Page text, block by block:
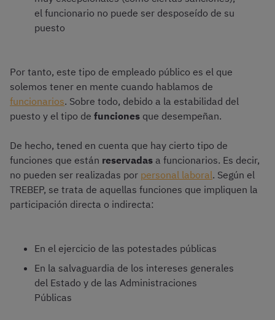
el funcionario no puede ser desposeído de su
puesto
Por tanto, este tipo de empleado público es el que
solemos tener en mente cuando hablamos de
funcionarios. Sobre todo, debido a la estabilidad del
puesto y el tipo de funciones que desempeñan.
De hecho, tened en cuenta que hay cierto tipo de
funciones que están reservadas a funcionarios. Es decir,
no pueden ser realizadas por personal laboral. Según el
TREBEP, se trata de aquellas funciones que impliquen la
participación directa o indirecta:
En el ejercicio de las potestades públicas
En la salvaguardia de los intereses generales
del Estado y de las Administraciones
Públicas